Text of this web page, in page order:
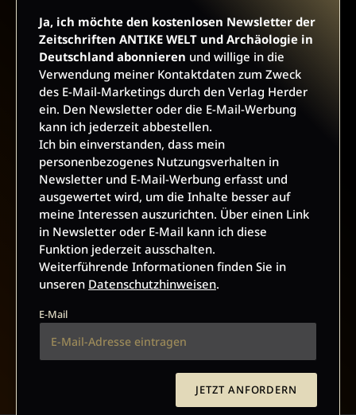
AGB UND WIDERRUFSBELEHRUNG DATENSCHUTZ
BARRIEREFREIHEIT IMPRESSUM
VERTRAG WIDERRUFEN
ABO ONLINE KÜNDIGEN
NACH OBEN
Ja, ich möchte den kostenlosen Newsletter der
Zeitschriften ANTIKE WELT und Archäologie in
Deutschland abonnieren und willige in die
Verwendung meiner Kontaktdaten zum Zweck
des E-Mail-Marketings durch den Verlag Herder
ein. Den Newsletter oder die E-Mail-Werbung
kann ich jederzeit abbestellen.
Ich bin einverstanden, dass mein
personenbezogenes Nutzungsverhalten in
Newsletter und E-Mail-Werbung erfasst und
ausgewertet wird, um die Inhalte besser auf
meine Interessen auszurichten. Über einen Link
in Newsletter oder E-Mail kann ich diese
Funktion jederzeit ausschalten.
Weiterführende Informationen finden Sie in
unseren Datenschutzhinweisen.
E-Mail
JETZT ANFORDERN